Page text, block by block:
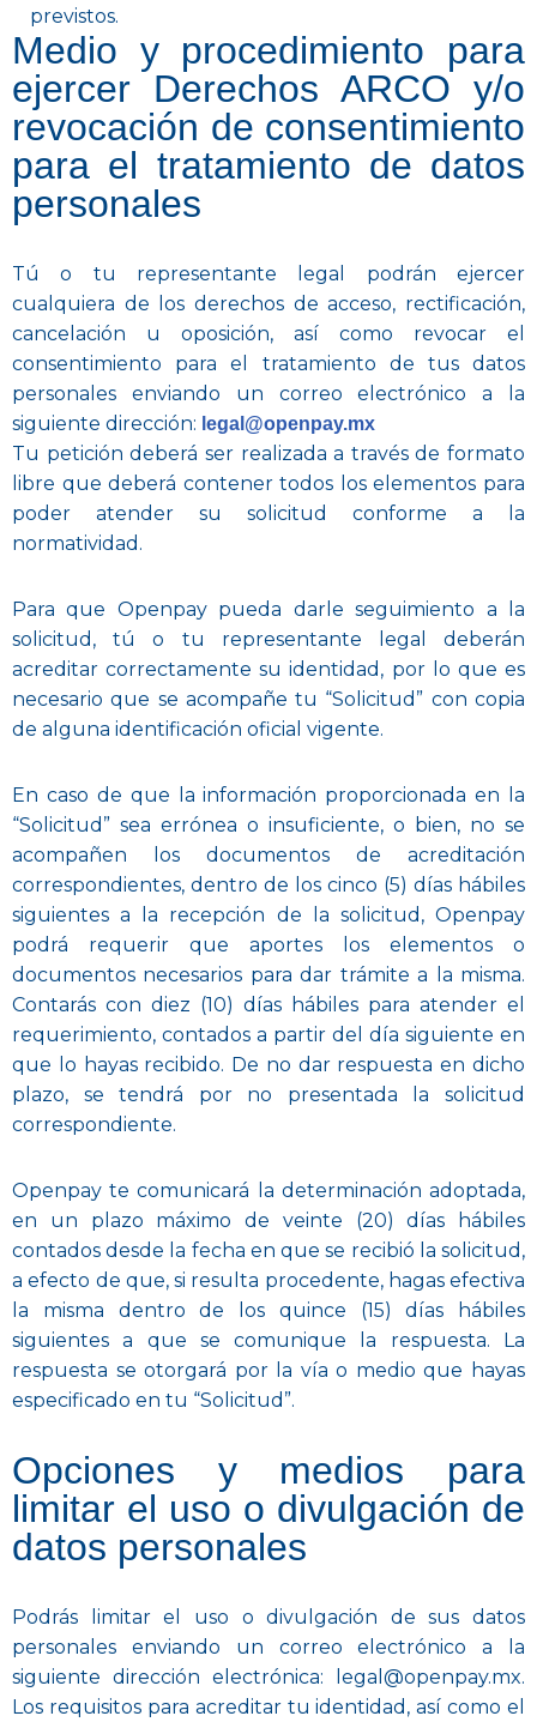
previstos.
Medio y procedimiento para
ejercer Derechos ARCO y/o
revocación de consentimiento
para el tratamiento de datos
personales
Tú o tu representante legal podrán ejercer
cualquiera de los derechos de acceso, rectificación,
cancelación u oposición, así como revocar el
consentimiento para el tratamiento de tus datos
personales enviando un correo electrónico a la
siguiente dirección: legal@openpay.mx
Tu petición deberá ser realizada a través de formato
libre que deberá contener todos los elementos para
poder atender su solicitud conforme a la
normatividad.
Para que Openpay pueda darle seguimiento a la
solicitud, tú o tu representante legal deberán
acreditar correctamente su identidad, por lo que es
necesario que se acompañe tu “Solicitud” con copia
de alguna identificación oficial vigente.
En caso de que la información proporcionada en la
“Solicitud” sea errónea o insuficiente, o bien, no se
acompañen los documentos de acreditación
correspondientes, dentro de los cinco (5) días hábiles
siguientes a la recepción de la solicitud, Openpay
podrá requerir que aportes los elementos o
documentos necesarios para dar trámite a la misma.
Contarás con diez (10) días hábiles para atender el
requerimiento, contados a partir del día siguiente en
que lo hayas recibido. De no dar respuesta en dicho
plazo, se tendrá por no presentada la solicitud
correspondiente.
Openpay te comunicará la determinación adoptada,
en un plazo máximo de veinte (20) días hábiles
contados desde la fecha en que se recibió la solicitud,
a efecto de que, si resulta procedente, hagas efectiva
la misma dentro de los quince (15) días hábiles
siguientes a que se comunique la respuesta. La
respuesta se otorgará por la vía o medio que hayas
especificado en tu “Solicitud”.
Opciones y medios para
limitar el uso o divulgación de
datos personales
Podrás limitar el uso o divulgación de sus datos
personales enviando un correo electrónico a la
siguiente dirección electrónica: legal@openpay.mx.
Los requisitos para acreditar tu identidad, así como el